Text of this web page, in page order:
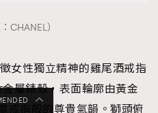
CHANEL）
女性獨立精神的雞尾酒戒指
屬錶殼，表面輪廓由黃金
戒指般的尊貴氣韻。獅頭俯